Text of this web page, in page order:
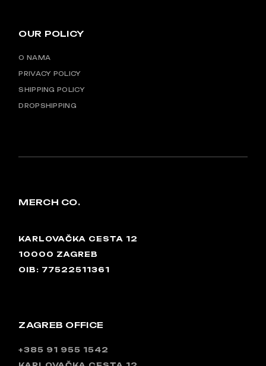
OUR POLICY
O NAMA
PRIVACY POLICY
SHIPPING POLICY
DROPSHIPPING
MERCH CO.
KARLOVAČKA CESTA 12
10000 ZAGREB
OIB: 77522511361
ZAGREB OFFICE
+385 91 955 1542